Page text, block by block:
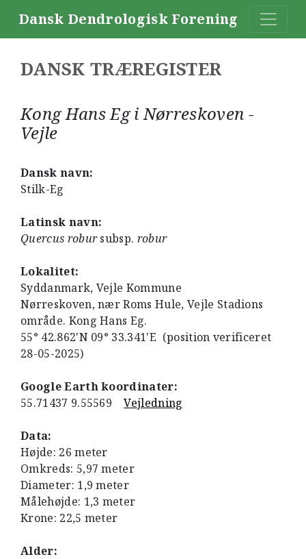
Dansk Dendrologisk Forening
DANSK TRÆREGISTER
Kong Hans Eg i Nørreskoven -
Vejle
Dansk navn:
Stilk-Eg
Latinsk navn:
Quercus robursubsp. robur
Lokalitet:
Syddanmark, Vejle Kommune
Nørreskoven, nær Roms Hule, Vejle Stadions
område. Kong Hans Eg.
55° 42.862'N 09° 33.341'E (position verificeret
28-05-2025)
Google Earth koordinater:
55.71437 9.55569Vejledning
Data:
Højde: 26 meter
Omkreds: 5,97 meter
Diameter: 1,9 meter
Målehøjde: 1,3 meter
Krone: 22,5 meter
Alder: